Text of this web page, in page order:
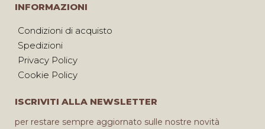
INFORMAZIONI
Condizioni di acquisto
Spedizioni
Privacy Policy
Cookie Policy
ISCRIVITI ALLA NEWSLETTER
per restare sempre aggiornato sulle nostre novità